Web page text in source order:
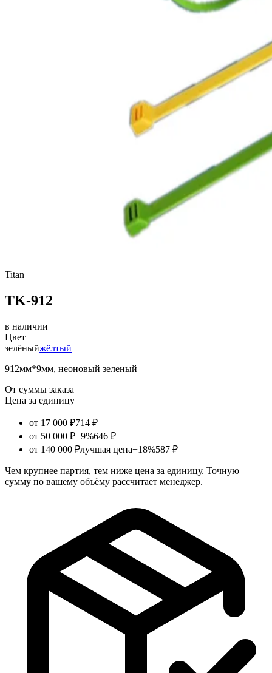
Titan
TK-912
в наличии
Цвет
зелёныйжёлтый
912мм*9мм, неоновый зеленый
От суммы заказа
Цена за единицу
от 17 000 ₽714 ₽
от 50 000 ₽−9%646 ₽
от 140 000 ₽лучшая цена−18%587 ₽
Чем крупнее партия, тем ниже цена за единицу. Точную
сумму по вашему объёму рассчитает менеджер.